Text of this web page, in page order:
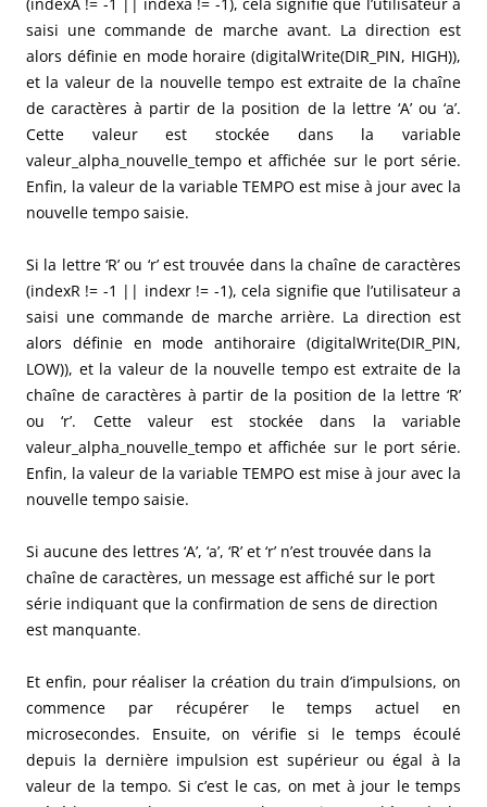
saisi une commande de marche avant. La direction est
alors définie en mode horaire (digitalWrite(DIR_PIN, HIGH)),
et la valeur de la nouvelle tempo est extraite de la chaîne
de caractères à partir de la position de la lettre ‘A’ ou ‘a’.
Cette valeur est stockée dans la variable
valeur_alpha_nouvelle_tempo et affichée sur le port série.
Enfin, la valeur de la variable TEMPO est mise à jour avec la
nouvelle tempo saisie.
Si la lettre ‘R’ ou ‘r’ est trouvée dans la chaîne de caractères
(indexR != -1 || indexr != -1), cela signifie que l’utilisateur a
saisi une commande de marche arrière. La direction est
alors définie en mode antihoraire (digitalWrite(DIR_PIN,
LOW)), et la valeur de la nouvelle tempo est extraite de la
chaîne de caractères à partir de la position de la lettre ‘R’
ou ‘r’. Cette valeur est stockée dans la variable
valeur_alpha_nouvelle_tempo et affichée sur le port série.
Enfin, la valeur de la variable TEMPO est mise à jour avec la
nouvelle tempo saisie.
Si aucune des lettres ‘A’, ‘a’, ‘R’ et ‘r’ n’est trouvée dans la
chaîne de caractères, un message est affiché sur le port
série indiquant que la confirmation de sens de direction
est manquante.
Et enfin, pour réaliser la création du train d’impulsions, on
commence par récupérer le temps actuel en
microsecondes. Ensuite, on vérifie si le temps écoulé
depuis la dernière impulsion est supérieur ou égal à la
valeur de la tempo. Si c’est le cas, on met à jour le temps